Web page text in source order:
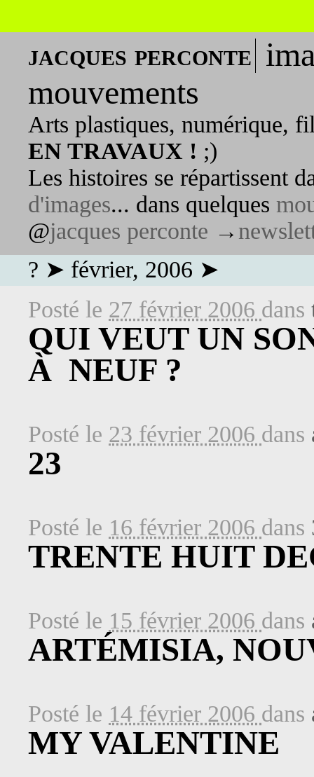
jacques perconte
mouvements
Arts plastiques, numérique,
EN TRAVAUX ! ;)
Les histoires se répartissent
d'images... dans quelques
@jacques perconte →
? ➤ février, 2006 ➤
Posté le 27 février 2006 dans
QUI VEUT UN
À NEUF ?
Posté le 23 février 2006 dans
23
Posté le 16 février 2006 dans
TRENTE HUIT
Posté le 15 février 2006 dans
ARTÉMISIA,
Posté le 14 février 2006 dans
MY VALENTINE